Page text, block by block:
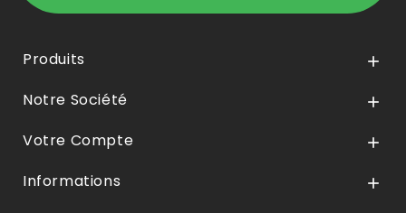
Produits 
Notre Société 
Votre Compte 
Informations 